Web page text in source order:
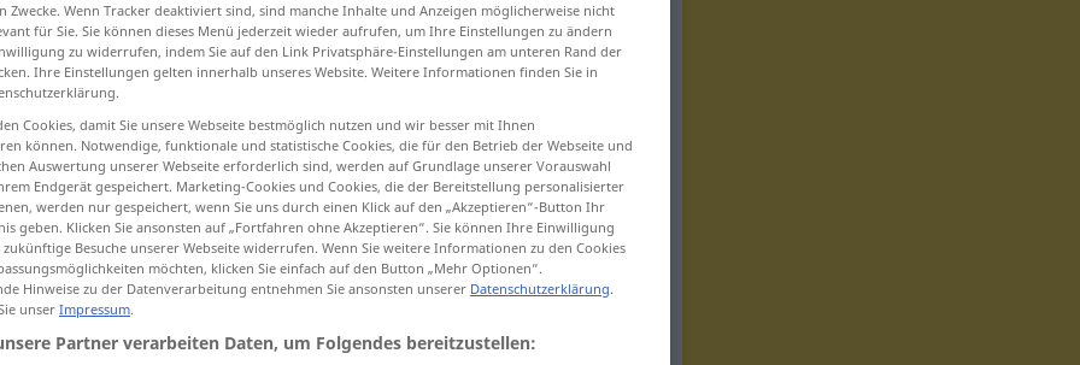
vergooien
Zwecke. Wenn Tracker deaktiviert sind, sind manche Inhalte und Anzeigen möglicherweise nicht
für Sie. Sie können dieses Menü jederzeit wieder aufrufen, um Ihre Einstellungen zu ändern
zu widerrufen, indem Sie auf den Link Privatsphäre-Einstellungen am unteren Rand der
Ihre Einstellungen gelten innerhalb unseres Website. Weitere Informationen finden Sie in
Cookies, damit Sie unsere Webseite bestmöglich nutzen und wir besser mit Ihnen
können. Notwendige, funktionale und statistische Cookies, die für den Betrieb der Webseite und
Auswertung unserer Webseite erforderlich sind, werden auf Grundlage unserer Vorauswahl
Endgerät gespeichert. Marketing-Cookies und Cookies, die der Bereitstellung personalisierter
werden nur gespeichert, wenn Sie uns durch einen Klick auf den „Akzeptieren“-Button Ihr
geben. Klicken Sie ansonsten auf „Fortfahren ohne Akzeptieren“. Sie können Ihre Einwilligung
Besuche unserer Webseite widerrufen. Wenn Sie weitere Informationen zu den Cookies
möchten, klicken Sie einfach auf den Button „Mehr Optionen“.
Hinweise zu der Datenverarbeitung entnehmen Sie ansonsten unserer Datenschutzerklärung.
unser Impressum.
Partner verarbeiten Daten, um Folgendes bereitzustellen: